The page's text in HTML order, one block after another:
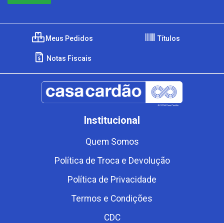
Meus Pedidos Títulos
Notas Fiscais
Institucional
Quem Somos
Política de Troca e Devolução
Política de Privacidade
Termos e Condições
CDC